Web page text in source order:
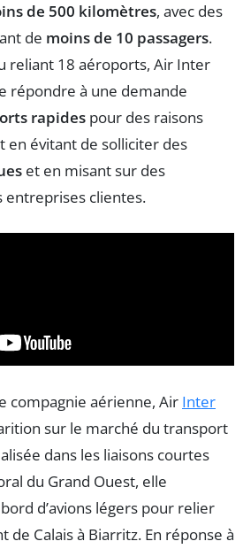
de 500 kilomètres, avec des
de moins de 10 passagers.
reliant 18 aéroports, Air Inter
répondre à une demande
rapides pour des raisons
en évitant de solliciter des
et en misant sur des
entreprises clientes.
compagnie aérienne, Air Inter
sur le marché du transport
dans les liaisons courtes
du Grand Ouest, elle
d’avions légers pour relier
de Calais à Biarritz. En réponse à